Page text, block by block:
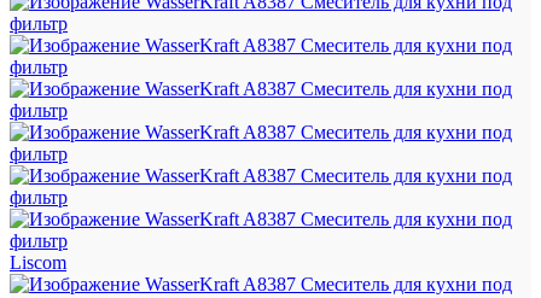
Liscom